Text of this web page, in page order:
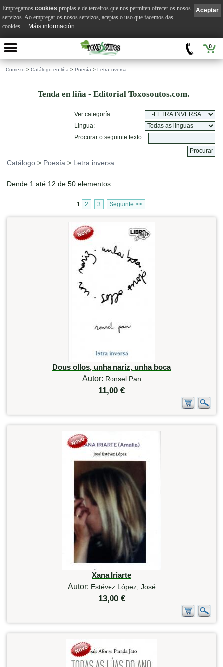
0
:: Comezo > Catálogo en liña > Poesía > Letra inversa
Tenda en liña - Editorial Toxosoutos.com.
Ver categoría:
Lingua:
Procurar o seguinte texto:
Catálogo > Poesía > Letra inversa
Dende 1 até 12 de 50 elementos
1 2 3 Seguinte >>
Dous ollos, unha nariz, unha boca
Autor: Ronsel Pan
11,00 €
Xana Iriarte
Autor: Estévez López, José
13,00 €
Aceptar
Empregamos cookies propias e de terceiros que nos permiten ofrecer os nosos
servizos. Ao empregar os nosos servizos, aceptas o uso que facemos das
cookies.
Máis información